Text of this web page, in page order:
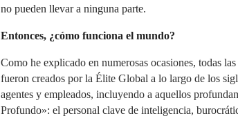
no pueden llevar a ninguna parte.
Entonces, ¿cómo funciona el mundo?
Como he explicado en numerosas ocasiones, todas
fueron creados por la Élite Global a lo largo de los
agentes y empleados, incluyendo a aquellos
Profundo»: el personal clave de inteligencia,